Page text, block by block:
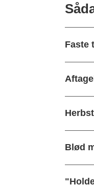
Faste
Herbst
Blød